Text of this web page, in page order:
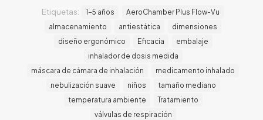
Etiquetas: 1-5 años
AeroChamber Plus Flow-Vu
almacenamiento
antiestática
dimensiones
diseño ergonómico
Eficacia
embalaje
inhalador de dosis medida
máscara de cámara de inhalación
medicamento inhalado
nebulización suave
niños
tamaño mediano
temperatura ambiente
Tratamiento
válvulas de respiración